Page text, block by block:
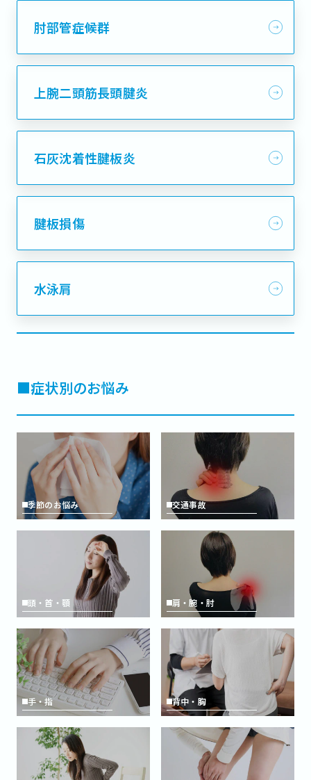
肘部管症候群
上腕二頭筋長頭腱炎
石灰沈着性腱板炎
腱板損傷
水泳肩
■症状別のお悩み
季節のお悩み 交通事故
頭・首・顎 肩・腕・肘
手・指 背中・胸